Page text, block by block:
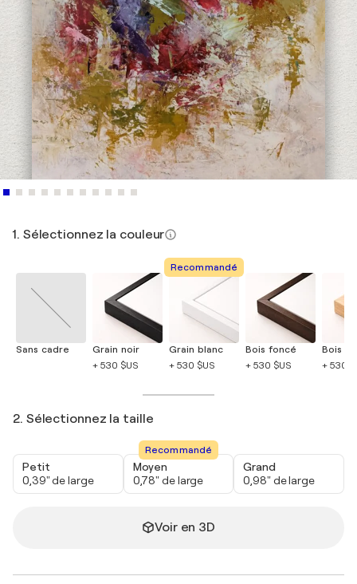
1. Sélectionnez la couleur
Sans cadre
Grain noir
+ 530 $US
Recommandé
Grain blanc
+ 530 $US
Bois foncé
+ 530 $US
Bois
+ 530
2. Sélectionnez la taille
Petit
0,39" de large
Recommandé
Moyen
0,78" de large
Grand
0,98" de large
Voir en 3D